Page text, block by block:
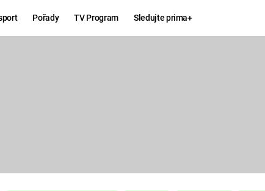
Pořady TV Program Sledujte prima+
KOMEDIE